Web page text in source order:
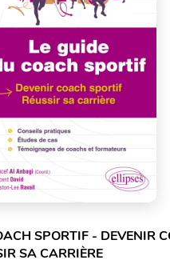
SPORTIF - DEVENIR
SA CARRIÈRE